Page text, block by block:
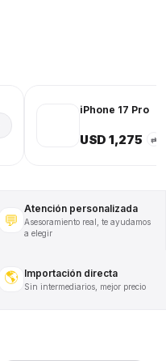
iPhone 17 Pro
USD 1,275 ⇄
💬
Atención personalizada
Asesoramiento real, te ayudamos
a elegir
🌎 Importación directa
Sin intermediarios, mejor precio